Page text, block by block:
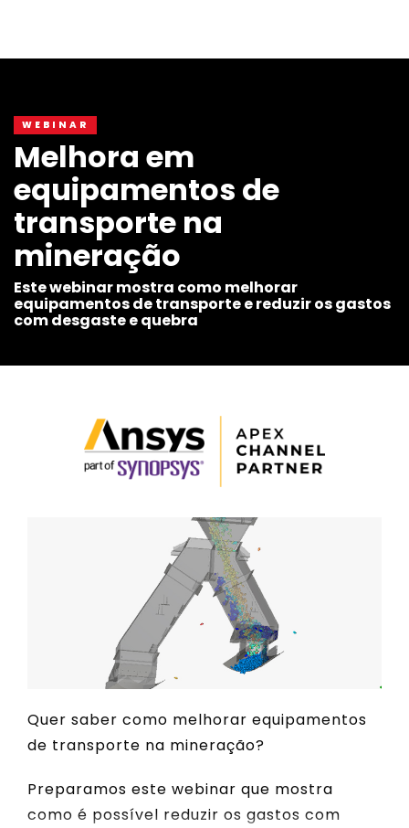
WEBINAR
Melhora em
equipamentos de
transporte na
mineração
Este webinar mostra como melhorar
equipamentos de transporte e reduzir os gastos
com desgaste e quebra
Quer saber como melhorar equipamentos
de transporte na mineração?
Preparamos este webinar que mostra
como é possível reduzir os gastos com